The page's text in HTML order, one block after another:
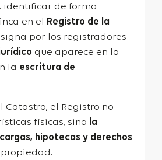
identificar de forma
en el
Registro de la
por los registradores
que aparece en la
la escritura de
Catastro, el Registro no
físicas, sino la
hipotecas y derechos